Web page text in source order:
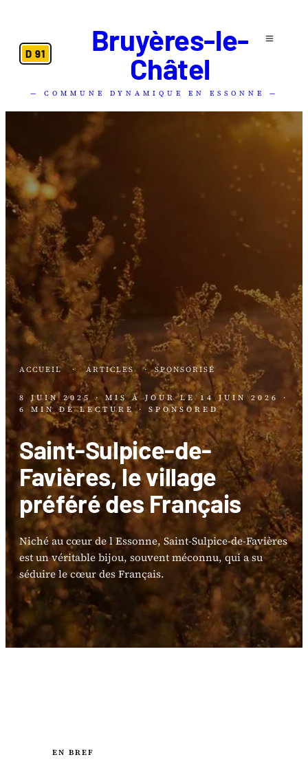
D 91
Bruyères-le-
Châtel
— COMMUNE DYNAMIQUE EN ESSONNE —
ACCUEIL · ARTICLES · SPONSORISÉ
8 JUIN 2025 · MIS À JOUR LE 14 JUIN 2026
·
6 MIN DE LECTURE · SPONSORED
Saint-Sulpice-de-
Favières, le village
préféré des Français
Niché au cœur de l Essonne, Saint-Sulpice-de-Favières
est un véritable bijou, souvent méconnu, qui a su
séduire le cœur des Français.
EN BREF